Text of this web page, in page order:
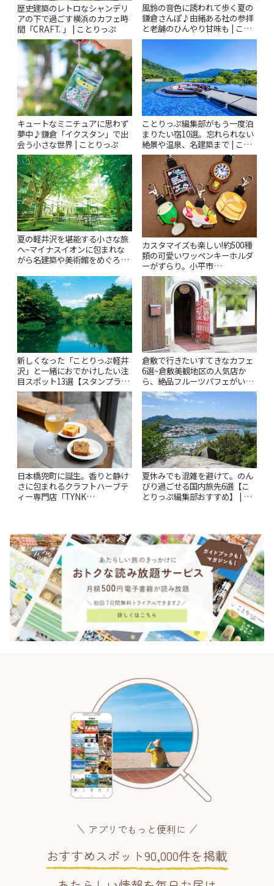
歴史建築のレトロなシャンデリ
アの下で過ごす横浜のカフェ時
間「CRAFT. 」 | ことりっぷ
風鈴の音色に誘われて歩く夏の
鎌倉さんぽ♪由緒ある社の参拝
と老舗のひんやり甘味も | こと
りっぷ
キュートなミニチュアに思わず
夢中♪鎌倉「イクスタン」で出
会う小さな世界 | ことりっぷ
ことりっぷ編集部がもう一度泊
まりたい宿10選。忘れられない
絶景や温泉、名建築まで | こと
りっぷ
夏の軽井沢を堪能する小さな旅
へ~マイナスイオンに包まれな
がら名建築や美術館をめぐろう
カスタマイズも楽しい!約500種
類の可愛いワッペンキーホルダ
ーがずらり。小平市
「Kimamaya T&K」 | ことりっ
ぷ
新しくなった「ことりっぷ軽井
沢」と一緒におでかけしたい注
目スポット13選【スタンプラリ
ー開催中】 | ことりっぷ
倉敷で行きたいすてきなカフェ
6選~倉敷美観地区の人気店か
ら、絶品フルーツパフェがいた
だけるパーラーまで~ | ことりっ
ぷ
日本橋兜町に誕生。香りと静け
さに包まれるクラフトハーブテ
ィー専門店「TYNK
夏休みでも混雑を避けて。のん
びり過ごせる国内旅先6選【こ
とりっぷ編集部おすすめ】 | こ
アプリでもっと便利に
おすすめスポット90,000件を掲載